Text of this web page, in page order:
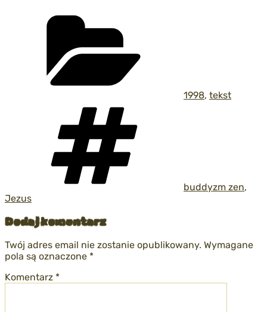
1998, tekst
buddyzm zen,
Jezus
Dodaj komentarz
Twój adres email nie zostanie opublikowany. Wymagane
pola są oznaczone *
Komentarz *